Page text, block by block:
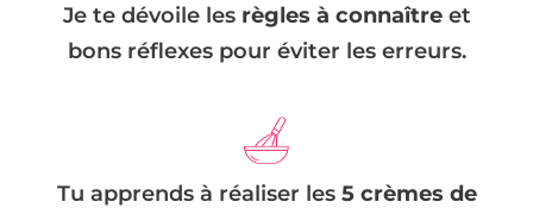
Je te dévoile les règles à connaîtreet
bons réflexes pour éviter les erreurs.
Tu apprends à réaliser les 5 crèmes de